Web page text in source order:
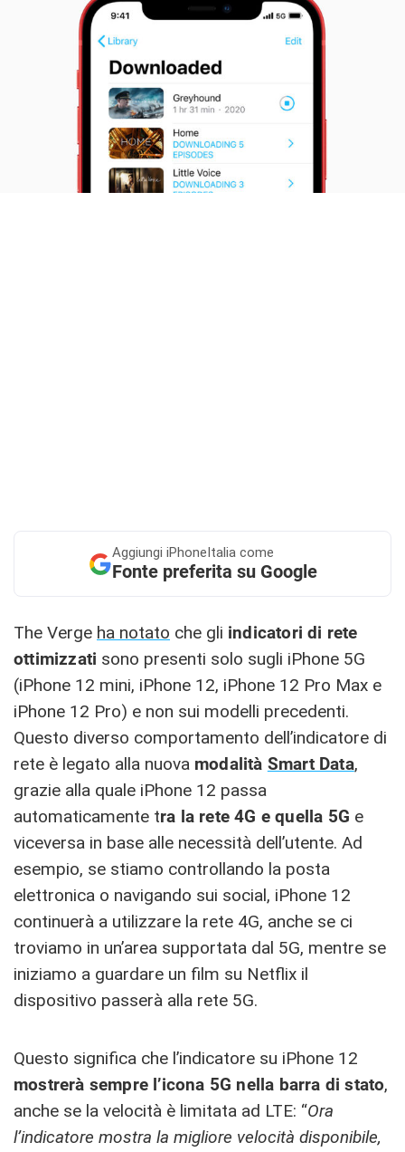
Aggiungi iPhoneItalia come
Fonte preferita su Google
The Verge ha notato che gli indicatori di rete
ottimizzati sono presenti solo sugli iPhone 5G
(iPhone 12 mini, iPhone 12, iPhone 12 Pro Max e
iPhone 12 Pro) e non sui modelli precedenti.
Questo diverso comportamento dell’indicatore di
rete è legato alla nuova modalità Smart Data,
grazie alla quale iPhone 12 passa
automaticamente tra la rete 4G e quella 5G e
viceversa in base alle necessità dell’utente. Ad
esempio, se stiamo controllando la posta
elettronica o navigando sui social, iPhone 12
continuerà a utilizzare la rete 4G, anche se ci
troviamo in ​​un’area supportata dal 5G, mentre se
iniziamo a guardare un film su Netflix il
dispositivo passerà alla rete 5G.
Questo significa che l’indicatore su iPhone 12
mostrerà sempre l’icona 5G nella barra di stato,
anche se la velocità è limitata ad LTE: “Ora
l’indicatore mostra la migliore velocità disponibile,